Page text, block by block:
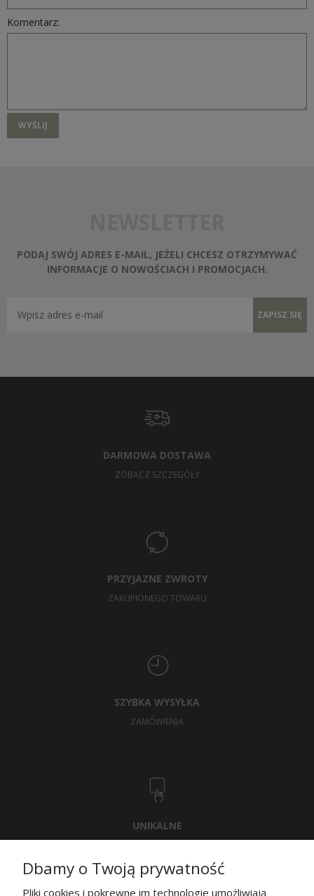
Komentarz:
WYŚLIJ
PODAJ SWÓJ ADRES E-MAIL, JEŻELI CHCESZ OTRZYMYWAĆ
INFORMACJE O NOWOŚCIACH I PROMOCJACH.
ZAPISZ SIĘ
DARMOWA DOSTAWA
ZOBACZ SZCZEGÓŁY
PRZYJAZNE ZWROTY
ZAKUPIONEGO TOWARU
SZYBKA WYSYŁKA
ZAMÓWIENIA
UNIKALNE
Dbamy o Twoją prywatność
Pliki cookies i pokrewne im technologie umożliwiają